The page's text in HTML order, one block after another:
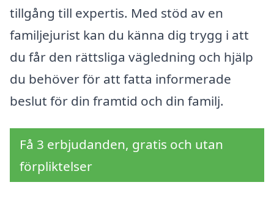
tillgång till expertis. Med stöd av en
familjejurist kan du känna dig trygg i att
du får den rättsliga vägledning och hjälp
du behöver för att fatta informerade
beslut för din framtid och din familj.
Få 3 erbjudanden, gratis och utan
förpliktelser